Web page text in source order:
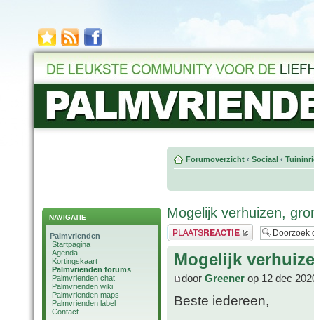
NAVIGATIE
Palmvrienden
Startpagina
Agenda
Kortingskaart
Palmvrienden forums
Palmvrienden chat
Palmvrienden wiki
Palmvrienden maps
Palmvrienden label
Contact
Forumoverzicht ‹ Sociaal ‹
Mogelijk verhuizen,
Plaats een reactie
Mogelijk
door Greener op 12 dec
Beste iedereen,